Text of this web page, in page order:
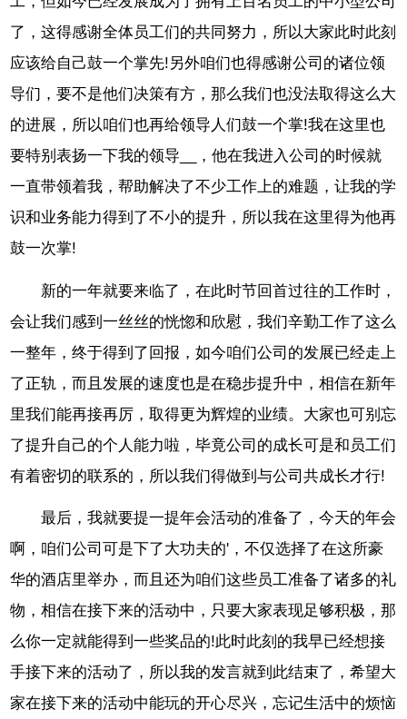
了，这得感谢全体员工们的共同努力，所以大家此时此刻
应该给自己鼓一个掌先!另外咱们也得感谢公司的诸位领
导们，要不是他们决策有方，那么我们也没法取得这么大
的进展，所以咱们也再给领导人们鼓一个掌!我在这里也
要特别表扬一下我的领导__，他在我进入公司的时候就
一直带领着我，帮助解决了不少工作上的难题，让我的学
识和业务能力得到了不小的提升，所以我在这里得为他再
鼓一次掌!
新的一年就要来临了，在此时节回首过往的工作时，
会让我们感到一丝丝的恍惚和欣慰，我们辛勤工作了这么
一整年，终于得到了回报，如今咱们公司的发展已经走上
了正轨，而且发展的速度也是在稳步提升中，相信在新年
里我们能再接再厉，取得更为辉煌的业绩。大家也可别忘
了提升自己的个人能力啦，毕竟公司的成长可是和员工们
有着密切的联系的，所以我们得做到与公司共成长才行!
最后，我就要提一提年会活动的准备了，今天的年会
啊，咱们公司可是下了大功夫的'，不仅选择了在这所豪
华的酒店里举办，而且还为咱们这些员工准备了诸多的礼
物，相信在接下来的活动中，只要大家表现足够积极，那
么你一定就能得到一些奖品的!此时此刻的我早已经想接
手接下来的活动了，所以我的发言就到此结束了，希望大
家在接下来的活动中能玩的开心尽兴，忘记生活中的烦恼